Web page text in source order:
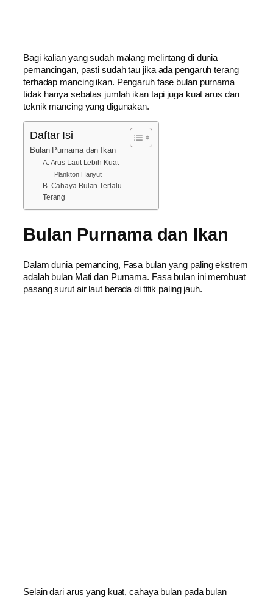
Bagi kalian yang sudah malang melintang di dunia
pemancingan, pasti sudah tau jika ada pengaruh terang
terhadap mancing ikan. Pengaruh fase bulan purnama
tidak hanya sebatas jumlah ikan tapi juga kuat arus dan
teknik mancing yang digunakan.
Daftar Isi
Bulan Purnama dan Ikan
A. Arus Laut Lebih Kuat
Plankton Hanyut
B. Cahaya Bulan Terlalu
Terang
Bulan Purnama dan Ikan
Dalam dunia pemancing, Fasa bulan yang paling ekstrem
adalah bulan Mati dan Purnama. Fasa bulan ini membuat
pasang surut air laut berada di titik paling jauh.
Selain dari arus yang kuat, cahaya bulan pada bulan